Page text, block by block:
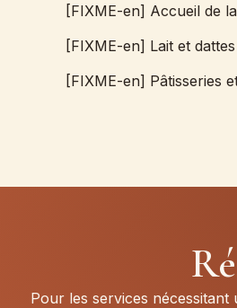
[FIXME-en] Accueil de
[FIXME-en] Lait et
[FIXME-en] Pâtisseries
Pour les services